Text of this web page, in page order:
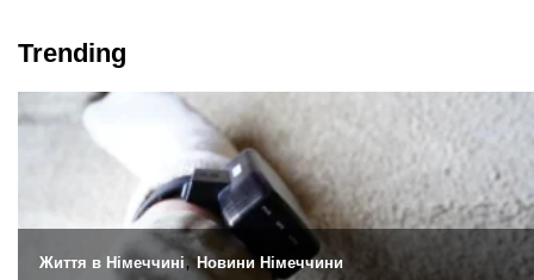
Trending